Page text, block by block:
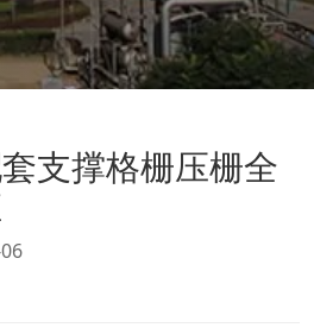
支撑格栅压栅全